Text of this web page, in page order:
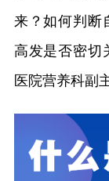
来？如何判断
高发是否密切
医院营养科副